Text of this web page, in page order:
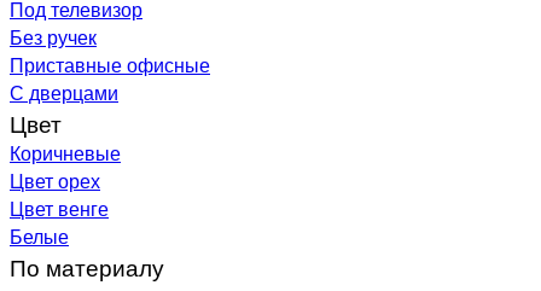
Под телевизор
Без ручек
Приставные офисные
С дверцами
Цвет
Коричневые
Цвет орех
Цвет венге
Белые
По материалу